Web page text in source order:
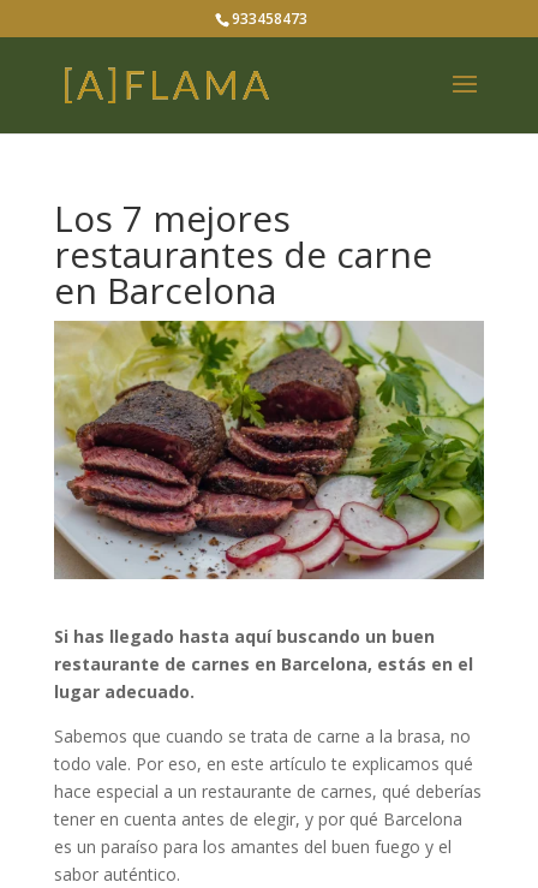
933458473
Los 7 mejores
restaurantes de carne
en Barcelona
Si has llegado hasta aquí buscando un buen
restaurante de carnes en Barcelona, estás en el
lugar adecuado.
Sabemos que cuando se trata de carne a la brasa, no
todo vale. Por eso, en este artículo te explicamos qué
hace especial a un restaurante de carnes, qué deberías
tener en cuenta antes de elegir, y por qué Barcelona
es un paraíso para los amantes del buen fuego y el
sabor auténtico.